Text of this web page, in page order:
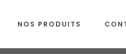
NOS PRODUITS